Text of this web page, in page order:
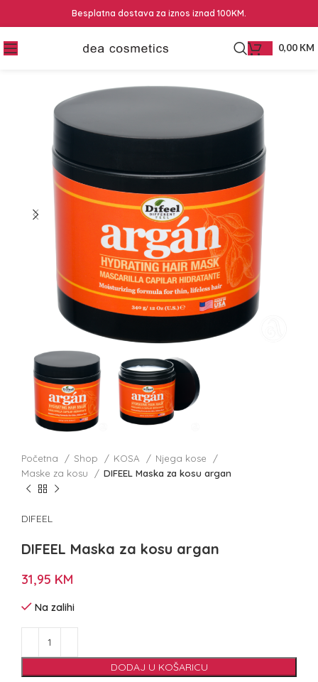
Besplatna dostava za iznos iznad 100KM.
0,00 KM
Početna Shop KOSA
Njega kose
Maske za kosu
DIFEEL Maska za kosu argan
DIFEEL
DIFEEL Maska za kosu argan
31,95 KM
Na zalihi
DODAJ U KOŠARICU